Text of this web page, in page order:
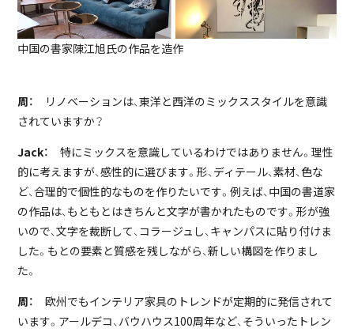
中国の書家陳江旭氏の作品を造作
周：
リノベーションは、東洋と西洋のミックススタイルを意識
されていますか？
Jack：
特にミックスを意識しているわけではありません。理性
的に考えますが、感性的に選びます。形、ディテール、素材、色な
ど、合理的で個性的なものを作りたいです。例えば、中国の書道家
の作品は、もともとはきちんと文字が書かれたものです。形が強
いので、文字を裁断して、コラージュし、キャンパスに貼り付けま
した。もとの要素と質感を残しながら、新しい構図を作りまし
た。
周：
欧州でもインテリア家具のトレンドが定期的に発信されて
います。アールデコ、バウハウス100周年など、そういったトレン